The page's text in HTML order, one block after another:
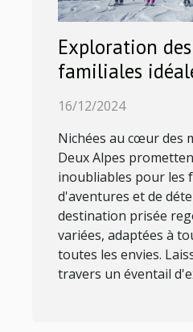
Exploration
familiales
Alpes
16/12/2024
Nichées au cœur des
Deux Alpes
inoubliables pour les
d'aventures et de
destination prisée
variées, adaptées à
toutes les envies.
travers un éventail